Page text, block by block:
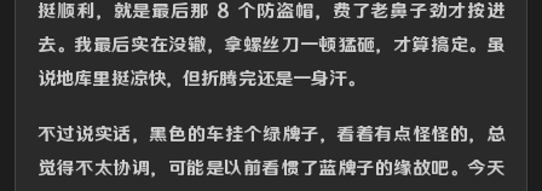
挺顺利，就是最后那 8 个防盗帽，费了老鼻子劲才按进
去。我最后实在没辙，拿螺丝刀一顿猛砸，才算搞定。虽
说地库里挺凉快，但折腾完还是一身汗。
不过说实话，黑色的车挂个绿牌子，看着有点怪怪的，总
觉得不太协调，可能是以前看惯了蓝牌子的缘故吧。今天